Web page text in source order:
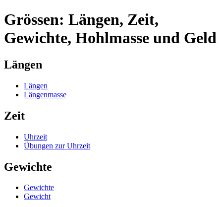
Grössen: Längen, Zeit,
Gewichte, Hohlmasse und Geld
Längen
Längen
Längenmasse
Zeit
Uhrzeit
Übungen zur Uhrzeit
Gewichte
Gewichte
Gewicht